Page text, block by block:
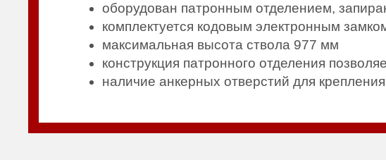
оборудован патронным отделением,
комплектуется кодовым электронным
максимальная высота ствола 977 мм
конструкция патронного отделения
наличие анкерных отверстий для